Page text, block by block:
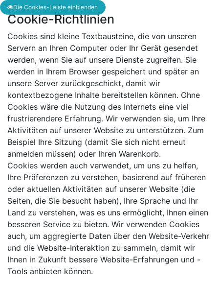
Cookie-Richtlinien
Cookies sind kleine Textbausteine, die von unseren
Servern an Ihren Computer oder Ihr Gerät gesendet
werden, wenn Sie auf unsere Dienste zugreifen. Sie
werden in Ihrem Browser gespeichert und später an
unsere Server zurückgeschickt, damit wir
kontextbezogene Inhalte bereitstellen können. Ohne
Cookies wäre die Nutzung des Internets eine viel
frustrierendere Erfahrung. Wir verwenden sie, um Ihre
Aktivitäten auf unserer Website zu unterstützen. Zum
Beispiel Ihre Sitzung (damit Sie sich nicht erneut
anmelden müssen) oder Ihren Warenkorb.
Cookies werden auch verwendet, um uns zu helfen,
Ihre Präferenzen zu verstehen, basierend auf früheren
oder aktuellen Aktivitäten auf unserer Website (die
Seiten, die Sie besucht haben), Ihre Sprache und Ihr
Land zu verstehen, was es uns ermöglicht, Ihnen einen
besseren Service zu bieten. Wir verwenden Cookies
auch, um aggregierte Daten über den Website-Verkehr
und die Website-Interaktion zu sammeln, damit wir
Ihnen in Zukunft bessere Website-Erfahrungen und -
Tools anbieten können.
Die Cookies-Leiste einblenden